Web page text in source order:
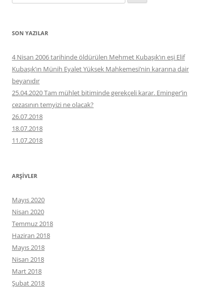
SON YAZILAR
4 Nisan 2006 tarihinde öldürülen Mehmet Kubaşık’ın eşi Elif
Kubaşık’ın Münih Eyalet Yüksek Mahkemesi’nin kararına dair
beyanıdır
25.04.2020 Tam mühlet bitiminde gerekçeli karar. Eminger’in
cezasının temyizi ne olacak?
26.07.2018
18.07.2018
11.07.2018
ARŞIVLER
Mayıs 2020
Nisan 2020
Temmuz 2018
Haziran 2018
Mayıs 2018
Nisan 2018
Mart 2018
Şubat 2018